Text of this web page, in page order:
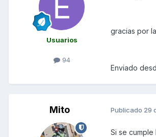
Usuarios
94
gracias por
Enviado
Mito Publicado 29
Si se